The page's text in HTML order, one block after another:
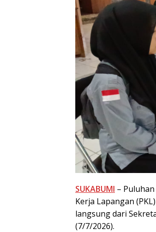
SUKABUMI –
Kerja Lapangan
langsung dari
(7/7/2026).